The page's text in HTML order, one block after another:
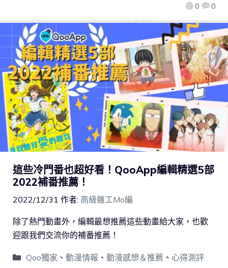
0 0
這些冷門番也超好看！QooApp編輯精選5部
2022補番推薦！
2022/12/31 作者: 高級雜工Mo編
除了熱門動畫外，編輯最想推薦這些動畫給大家，也歡
迎跟我們交流你的補番推薦！
Qoo獨家 、 動漫情報 、 動漫感想＆推薦 、 心得測評